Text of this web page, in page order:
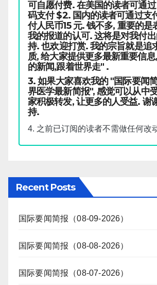
可自愿付费. 在美国的读者可通
码支付 $2. 国内的读者可通过支
付人民币15 元. 钱不多, 重要的是
我的报道的认可. 这将是对我付
持. 也欢迎打赏. 我的宗旨就是追
质, 给大家提供更多最新重要信
的新闻,跟着世界走" .
3. 如果大家喜欢我的 "国际要闻
界医学最新简报", 感觉可以从中
家积极转发, 让更多的人受益. 谢
持.
4. 之前已订阅的读者不需做任何改
Recent Posts
国际要闻简报（08-09-2026）
国际要闻简报（08-08-2026）
国际要闻简报（08-07-2026）